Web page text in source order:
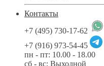
Контакты
+7 (495) 730-17-62
+7 (916) 973-54-45
пн - пт: 10.00 - 18.00
сб - вс: Выходной